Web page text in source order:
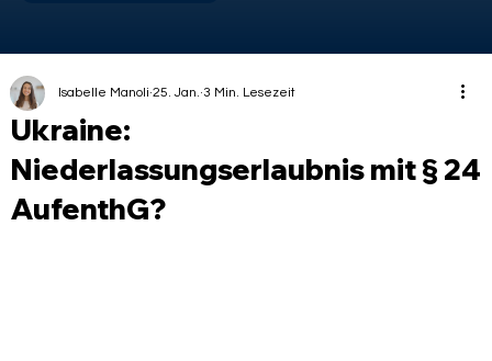
Ukraine:
Niederlassungserlaubnis mit § 24
AufenthG?
Isabelle Manoli 25. Jan. 3 Min. Lesezeit